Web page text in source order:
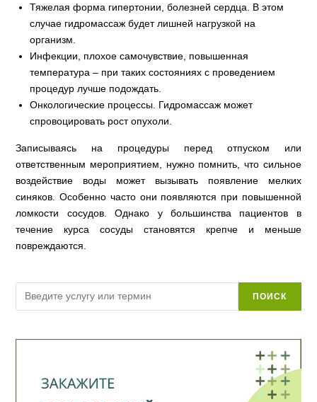
Тяжелая форма гипертонии, болезней сердца. В этом
случае гидромассаж будет лишней нагрузкой на
организм.
Инфекции, плохое самочувствие, повышенная
температура – при таких состояниях с проведением
процедур лучше подождать.
Онкологические процессы. Гидромассаж может
спровоцировать рост опухоли.
Записываясь на процедуры перед отпуском или
ответственным мероприятием, нужно помнить, что сильное
воздействие воды может вызывать появление мелких
синяков. Особенно часто они появляются при повышенной
ломкости сосудов. Однако у большинства пациентов в
течение курса сосуды становятся крепче и меньше
повреждаются.
ПОИСК